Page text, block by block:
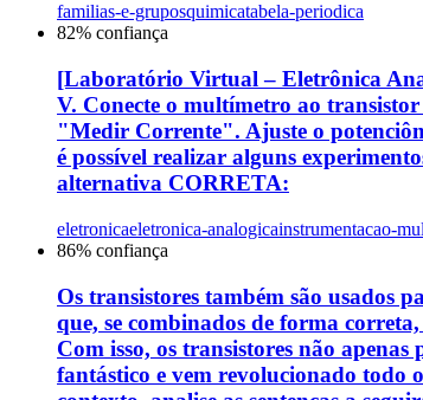
familias-e-gruposquimicatabela-periodica
82% confiança
[Laboratório Virtual – Eletrônica
V. Conecte o multímetro ao
"Medir Corrente". Ajuste o
é possível realizar alguns
alternativa CORRETA:
eletronicaeletronica-analogicainstrumentacao-
86% confiança
Os transistores também são usados
que, se combinados de forma
Com isso, os transistores não apenas
fantástico e vem revolucionado todo